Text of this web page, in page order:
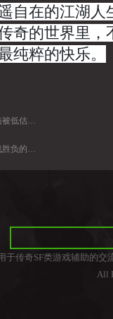
自在的江湖人
奇的世界里，
纯粹的快乐。
能王者
的关键
于传奇SF类游戏辅助的
All